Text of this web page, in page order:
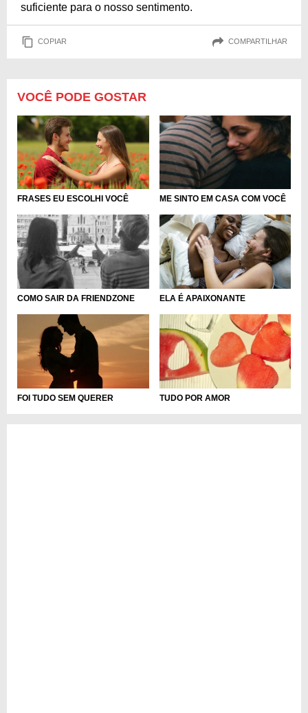
suficiente para o nosso sentimento.
COPIAR COMPARTILHAR
VOCÊ PODE GOSTAR
FRASES EU ESCOLHI VOCÊ ME SINTO EM CASA COM VOCÊ
COMO SAIR DA FRIENDZONE ELA É APAIXONANTE
FOI TUDO SEM QUERER TUDO POR AMOR